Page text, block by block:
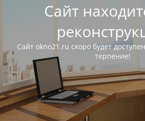
Сайт
Сайт okno21.ru скоро будет
терпение!